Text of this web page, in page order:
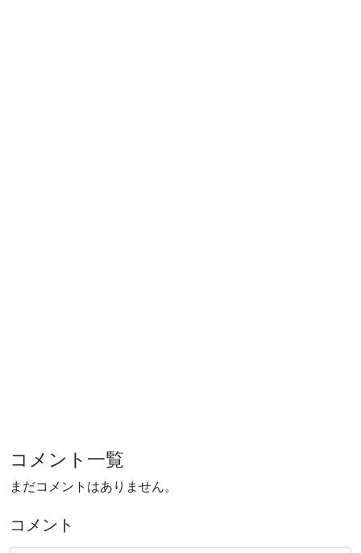
コメント一覧
まだコメントはありません。
コメント